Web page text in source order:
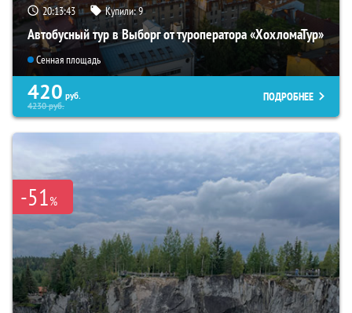
20:13:42 Купили:9
Автобусный тур в Выборг от туроператора «ХохломаТур»
Сенная площадь
420 руб.
4230руб.
ПОДРОБНЕЕ
-51%